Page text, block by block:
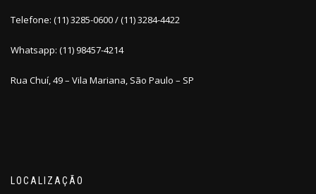
Telefone: (11) 3285-0600 / (11) 3284-4422
Whatsapp: (11) 98457-4214
Rua Chuí, 49 – Vila Mariana, São Paulo – SP
LOCALIZAÇÃO